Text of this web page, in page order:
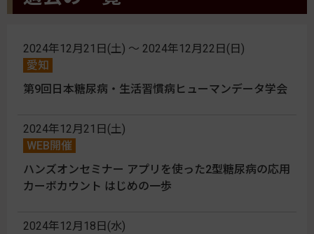
2024年12月21日(土) 〜 2024年12月22日(日)
愛知
第9回日本糖尿病・生活習慣病ヒューマンデータ学会
2024年12月21日(土)
WEB開催
ハンズオンセミナー アプリを使った2型糖尿病の応用
カーボカウント はじめの一歩
2024年12月18日(水)